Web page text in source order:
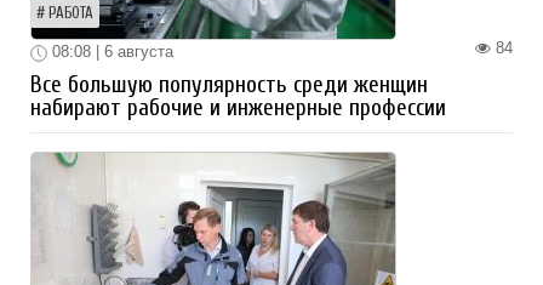
РАБОТА
84
08:08 | 6 августа
Все большую популярность среди женщин
набирают рабочие и инженерные профессии